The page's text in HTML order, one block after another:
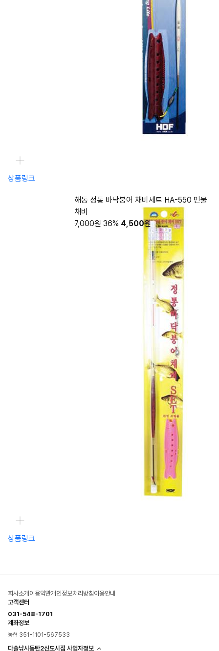
상품링크
해동 정통 바닥붕어 채비세트 HA-550 민물
채비
7,000원 36% 4,500원
상품링크
회사소개 이용약관개인정보처리방침이용안내
다솔낚시동탄2신도시점 사업자정보
고객센터
031-548-1701
계좌정보
농협 351-1101-567533